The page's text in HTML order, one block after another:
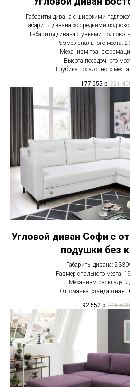
Габариты дивана с широкими
Габариты дивана со средними
Габариты дивана с узкими
Размер спального места:
Механизм
Высота посадочного
Глубина посадочного
177 055 р. 221
Угловой диван Софи с
подушки без
Габариты дивана:
Размер спального места:
Механизм расклада:
Оттоманка: стандартная -
92 552 р. 115 690